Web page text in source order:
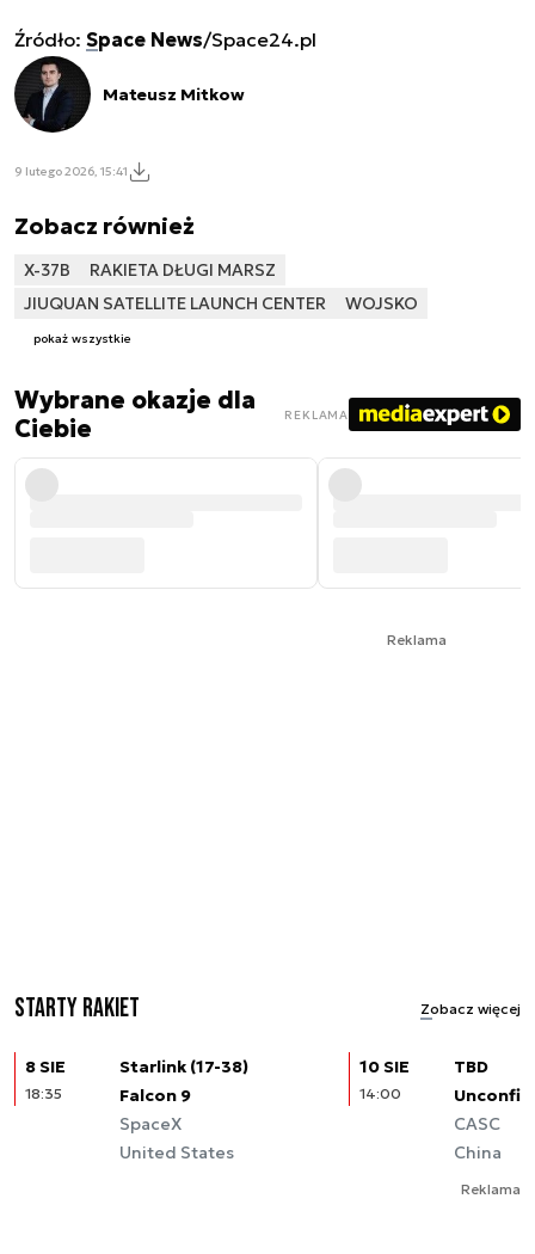
Źródło: Space News/Space24.pl
Mateusz Mitkow
9 lutego 2026, 15:41
Zobacz również
X-37B
RAKIETA DŁUGI MARSZ
JIUQUAN SATELLITE LAUNCH CENTER
WOJSKO
pokaż wszystkie
Wybrane okazje dla
Ciebie
REKLAMA
Reklama
Starty rakiet Zobacz więcej
8 SIE
18:35
Starlink (17-38)
Falcon 9
SpaceX
United States
10 SIE
14:00
TBD
CASC
China
Reklama